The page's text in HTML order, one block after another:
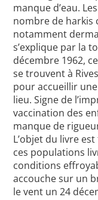
manque d’eau.
nombre de harkis
notamment
s’explique par la
décembre 1962,
se trouvent à
pour accueillir
lieu. Signe de
vaccination des
manque de
L’objet du livre
ces populations
conditions
accouche sur un
le vent un 24